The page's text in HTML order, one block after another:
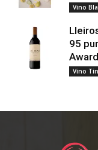
Vino
95
Vino